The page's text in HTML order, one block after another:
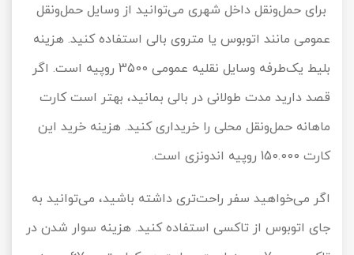
برای حمل‌ونقل داخل شهری می‌توانید از وسایل حمل‌ونقل
عمومی مانند اتوبوس یا متروی بالی استفاده کنید. هزینه
بلیط یک‌طرفه وسایل نقلیه عمومی 3500 روپیه است. اگر
قصد دارید مدت طولانی در بالی بمانید، بهتر است کارت
ماهانه حمل‌ونقل محلی را خریداری کنید. هزینه خرید این
کارت 150.000 روپیه اندونزی است.
اگر می‌خواهید سفر راحت‌تری داشته باشید، می‌توانید به
جای اتوبوس از تاکسی استفاده کنید. هزینه سوار شدن در